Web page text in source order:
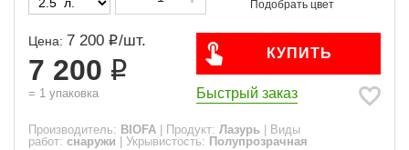
Цена: 7 200 /шт.
7 200
= 1 упаковка
КУПИТЬ
Быстрый заказ
Производитель: BIOFA Продукт: Лазурь
Виды
работ: снаружи Укрывистость: Полупрозрачная